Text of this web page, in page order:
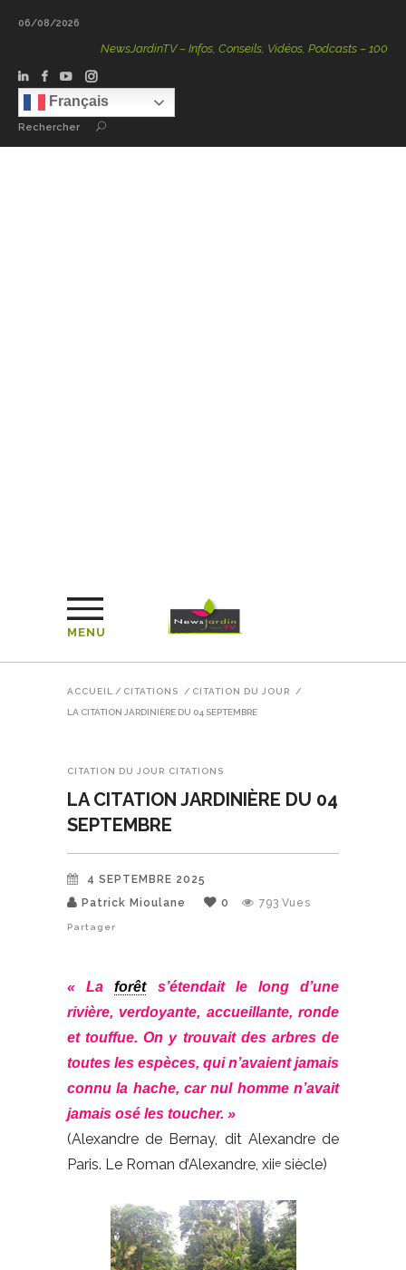
06/08/2026
NewsJardinTV – Infos, Conseils, Vidéos, Podcasts – 100 %
Français
Rechercher
MENU
ACCUEIL / CITATIONS / CITATION DU JOUR /
LA CITATION JARDINIÈRE DU 04 SEPTEMBRE
CITATION DU JOUR CITATIONS
LA CITATION JARDINIÈRE DU 04
SEPTEMBRE
4 SEPTEMBRE 2025
Patrick Mioulane
0 793 Vues
Partager
« Laforêts’étendait le long d’une
rivière, verdoyante, accueillante, ronde
et touffue. On y trouvait des arbres de
toutes les espèces, qui n’avaient jamais
connu la hache, car nul homme n’avait
jamais osé les toucher. »
(Alexandre de Bernay, dit Alexandre de
Paris. Le Roman d’Alexandre, xiie siècle)